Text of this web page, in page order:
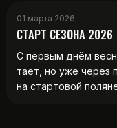
01 марта 2026
СТАРТ СЕЗОНА 2026
С первым днём
тает, но уже через
на стартовой